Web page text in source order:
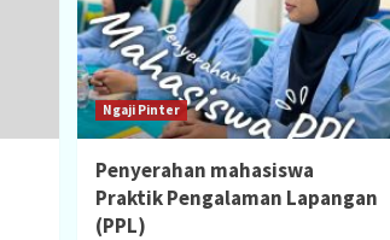
Ngaji Pinter
Penyerahan mahasiswa
Praktik Pengalaman Lapangan
(PPL)